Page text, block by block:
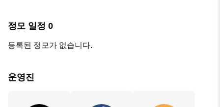
정모 일정 0
등록된 정모가 없습니다.
운영진